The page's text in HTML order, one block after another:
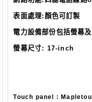
表面處理: 顏色可訂製
電力設備部份包括螢幕
螢幕尺寸: 17-inch
Touch panel :